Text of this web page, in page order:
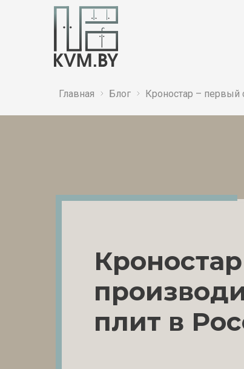
Главная Блог Кроностар – первый
плит в